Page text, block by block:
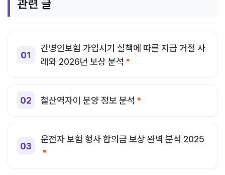
관련 글
간병인보험 가입시기 실책에 따른 지급 거절 사
례와 2026년 보상 분석
철산역자이 분양 정보 분석
운전자 보험 형사 합의금 보상 완벽 분석 2025